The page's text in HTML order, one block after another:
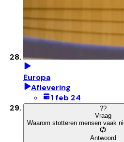
Europa
Aflevering
1 feb 24
??
Vraag
Waarom stotteren mensen vaak
Antwoord